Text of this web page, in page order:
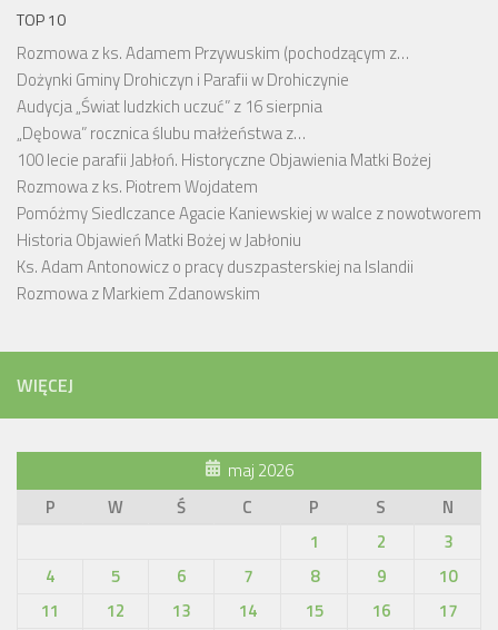
TOP 10
Rozmowa z ks. Adamem Przywuskim (pochodzącym z…
Dożynki Gminy Drohiczyn i Parafii w Drohiczynie
Audycja „Świat ludzkich uczuć” z 16 sierpnia
„Dębowa” rocznica ślubu małżeństwa z…
100 lecie parafii Jabłoń. Historyczne Objawienia Matki Bożej
Rozmowa z ks. Piotrem Wojdatem
Pomóżmy Siedlczance Agacie Kaniewskiej w walce z nowotworem
Historia Objawień Matki Bożej w Jabłoniu
Ks. Adam Antonowicz o pracy duszpasterskiej na Islandii
Rozmowa z Markiem Zdanowskim
WIĘCEJ
maj 2026
P
W Ś C P S
N
1
2
3
4
5 6 7 8 9
10
11
12 13 14 15 16
17